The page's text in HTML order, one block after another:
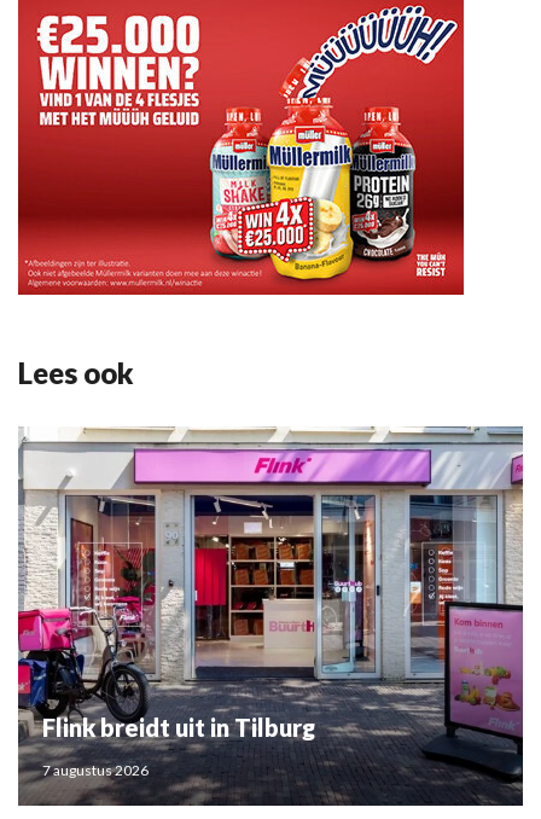
Lees ook
Flink breidt uit in Tilburg
7 augustus 2026